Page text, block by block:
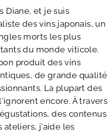
Diane, et je suis
des vins japonais, un
morts les plus
du monde viticole.
produit des vins
de grande qualité
La plupart des
encore. À travers
des contenus
ateliers, j'aide les